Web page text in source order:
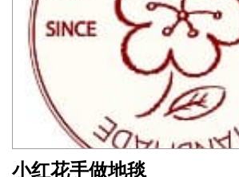
小红花手做地毯